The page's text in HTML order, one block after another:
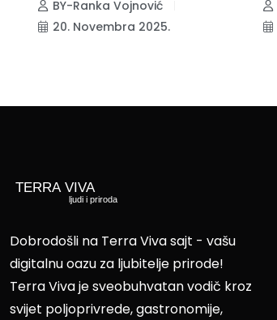
BY-Ranka Vojnović
20. Novembra 2025.
Dobrodošli na Terra Viva sajt - vašu
digitalnu oazu za ljubitelje prirode!
Terra Viva je sveobuhvatan vodič kroz
svijet poljoprivrede, gastronomije,